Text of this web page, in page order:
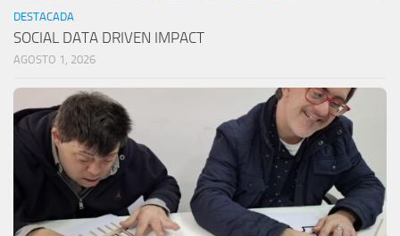
DESTACADA
SOCIAL DATA DRIVEN IMPACT
AGOSTO 1, 2026